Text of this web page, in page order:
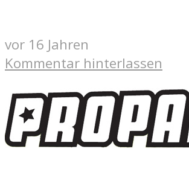
vor 16 Jahren
Kommentar hinterlassen